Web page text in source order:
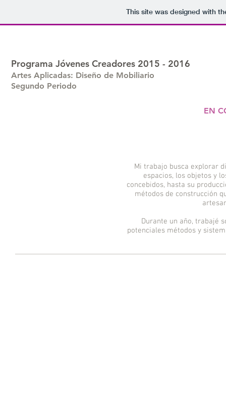
This site was designed with
Programa Jóvenes Creadores 2015 - 2016
Artes Aplicadas: Diseño de Mobiliario
Segundo Periodo
EN
Mi trabajo busca explorar
espacios, los objetos y
concebidos, hasta su
métodos de construcción
Durante un año, trabajé
potenciales métodos y